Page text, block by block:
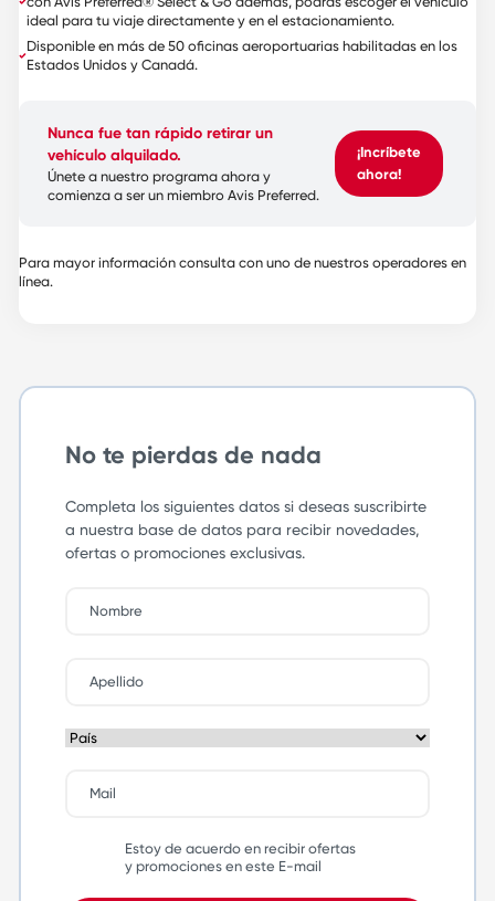
ideal para tu viaje directamente y en el estacionamiento.
Disponible en más de 50 oficinas aeroportuarias habilitadas en los
Estados Unidos y Canadá.
Nunca fue tan rápido retirar un
vehículo alquilado.
Únete a nuestro programa ahora y
comienza a ser un miembro Avis Preferred.
¡Incríbete
ahora!
Para mayor información consulta con uno de nuestros operadores en
línea.
No te pierdas de nada
Completa los siguientes datos si deseas suscribirte
a nuestra base de datos para recibir novedades,
ofertas o promociones exclusivas.
Estoy de acuerdo en recibir ofertas
y promociones en este E-mail